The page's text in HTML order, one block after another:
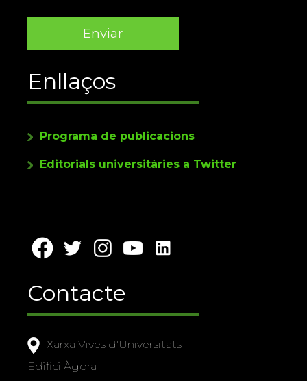
Enllaços
Programa de publicacions
Editorials universitàries a Twitter
Contacte
Xarxa Vives d'Universitats
Edifici Àgora